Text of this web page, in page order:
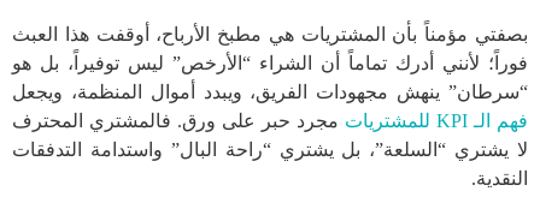
بصفتي مؤمناً بأن المشتريات هي مطبخ الأرباح، أوقفت هذا العبث
فوراً؛ لأنني أدرك تماماً أن الشراء “الأرخص” ليس توفيراً، بل هو
“سرطان” ينهش مجهودات الفريق، ويبدد أموال المنظمة، ويجعل
فهم الـ KPI للمشتريات
مجرد حبر على ورق. فالمشتري المحترف
لا يشتري “السلعة”، بل يشتري “راحة البال” واستدامة التدفقات
النقدية.